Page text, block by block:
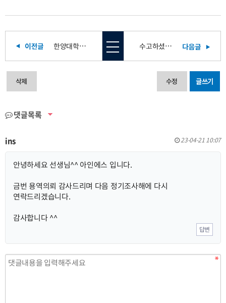
한양대학교병원 근골, 직무, 감정노동 후기 수고하셨습니다~!
삭제 수정 글쓰기
댓글목록
ins 23-04-21 10:07
안녕하세요 선생님^^ 아인에스 입니다.
금번 용역의뢰 감사드리며 다음 정기조사해에 다시
연락드리겠습니다.
감사합니다 ^^
답변